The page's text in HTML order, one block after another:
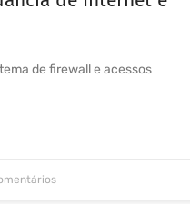
de firewall e acessos